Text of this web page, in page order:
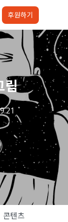
후원하기
후원하기
림
콘텐츠